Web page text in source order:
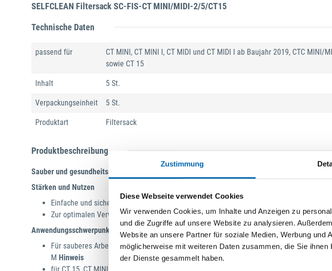
Zustimmung
Diese Webseite verwendet Cookies
Wir verwenden Cookies, um Inhalte und Anzeigen zu
und die Zugriffe auf unsere Website zu analysieren.
Website an unsere Partner für soziale Medien, Werbung und
möglicherweise mit weiteren Daten zusammen, die Sie
der Dienste gesammelt haben.
SELFCLEAN Filtersack SC-FIS-CT MINI/MIDI-2/5/CT15
Technische Daten
passend für
CT MINI, CT MINI I, CT MIDI und CT MIDI I ab Baujahr 2019, CTC MINI/
sowie CT 15
Inhalt 5 St.
Verpackungseinheit 5 St.
Produktart Filtersack
Produktbeschreibung
Sauber und gesundheitsschonend arbeiten.
Stärken und Nutzen
Einfache und sichere Entsorgung von Stäuben der Staubklasse L und M
Zur optimalen Verwendung mit CT MINI und CT MIDI ab Baujahr 2019
Anwendungsschwerpunkte
Für sauberes Arbeiten und staubfreies Entsorgen von Stäuben der Staubklasse Klasse L
M Hinweis